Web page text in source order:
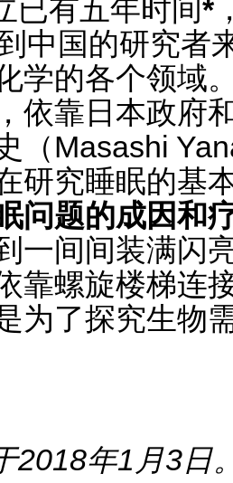
已有五年时间*
中国的研究者
学的各个领域
依靠日本政府
（Masashi
研究睡眠的基
问题的成因和
一间间装满闪
靠螺旋楼梯连
为了探究生物
2018年1月3日